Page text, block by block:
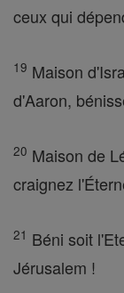
ceux qui
19 Maison
d'Aaron,
20 Maison de
craignez
21 Béni soit
Jérusalem !